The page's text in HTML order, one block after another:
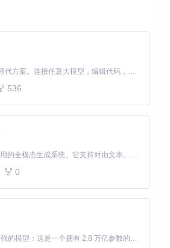
Claude Code 的开源替代方案。连接任意大模型，编辑代码，运行命令，自动验证 — 全自动执行。用 Rust 构建，极致性能。 ｜ An open-source alternative to Claude Code. Connect any LLM, edit code, run commands, and verify changes — autonomously. Built in Rust for speed. Get Started
536
MiniMax H3 是一个通用的全模态生成系统。它支持对由文本、图像、视频和音频组成的多模态上下文进行统一理解，并能生成分辨率高达 2K、时长可达 15 秒的带原生立体声音频的视频。得益于面向任务泛化的系统设计，H3 在预训练阶段就已具备广泛的多模态上下文理解与生成能力，能够出色地执行复杂的多模态指令。
0
Kimi K3 是Kimi能力最强的模型：这是一个拥有 2.8 万亿参数的混合专家（MoE）模型，具备原生视觉理解能力，并支持 100 万 token 的上下文窗口。